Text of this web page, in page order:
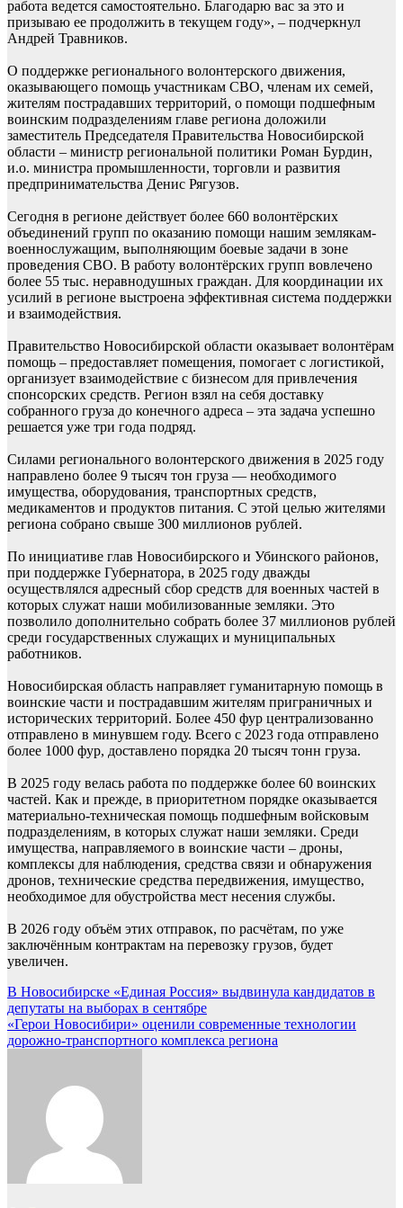
работа ведется самостоятельно. Благодарю вас за это и
призываю ее продолжить в текущем году», – подчеркнул
Андрей Травников.
О поддержке регионального волонтерского движения,
оказывающего помощь участникам СВО, членам их семей,
жителям пострадавших территорий, о помощи подшефным
воинским подразделениям главе региона доложили
заместитель Председателя Правительства Новосибирской
области – министр региональной политики Роман Бурдин,
и.о. министра промышленности, торговли и развития
предпринимательства Денис Рягузов.
Сегодня в регионе действует более 660 волонтёрских
объединений групп по оказанию помощи нашим землякам-
военнослужащим, выполняющим боевые задачи в зоне
проведения СВО. В работу волонтёрских групп вовлечено
более 55 тыс. неравнодушных граждан. Для координации их
усилий в регионе выстроена эффективная система поддержки
и взаимодействия.
Правительство Новосибирской области оказывает волонтёрам
помощь – предоставляет помещения, помогает с логистикой,
организует взаимодействие с бизнесом для привлечения
спонсорских средств. Регион взял на себя доставку
собранного груза до конечного адреса – эта задача успешно
решается уже три года подряд.
Силами регионального волонтерского движения в 2025 году
направлено более 9 тысяч тон груза — необходимого
имущества, оборудования, транспортных средств,
медикаментов и продуктов питания. С этой целью жителями
региона собрано свыше 300 миллионов рублей.
По инициативе глав Новосибирского и Убинского районов,
при поддержке Губернатора, в 2025 году дважды
осуществлялся адресный сбор средств для военных частей в
которых служат наши мобилизованные земляки. Это
позволило дополнительно собрать более 37 миллионов рублей
среди государственных служащих и муниципальных
работников.
Новосибирская область направляет гуманитарную помощь в
воинские части и пострадавшим жителям приграничных и
исторических территорий. Более 450 фур централизованно
отправлено в минувшем году. Всего с 2023 года отправлено
более 1000 фур, доставлено порядка 20 тысяч тонн груза.
В 2025 году велась работа по поддержке более 60 воинских
частей. Как и прежде, в приоритетном порядке оказывается
материально-техническая помощь подшефным войсковым
подразделениям, в которых служат наши земляки. Среди
имущества, направляемого в воинские части – дроны,
комплексы для наблюдения, средства связи и обнаружения
дронов, технические средства передвижения, имущество,
необходимое для обустройства мест несения службы.
В 2026 году объём этих отправок, по расчётам, по уже
заключённым контрактам на перевозку грузов, будет
увеличен.
Навигация
по
записям
В Новосибирске «Единая Россия» выдвинула кандидатов в
депутаты на выборах в сентябре
«Герои Новосибири» оценили современные технологии
дорожно-транспортного комплекса региона